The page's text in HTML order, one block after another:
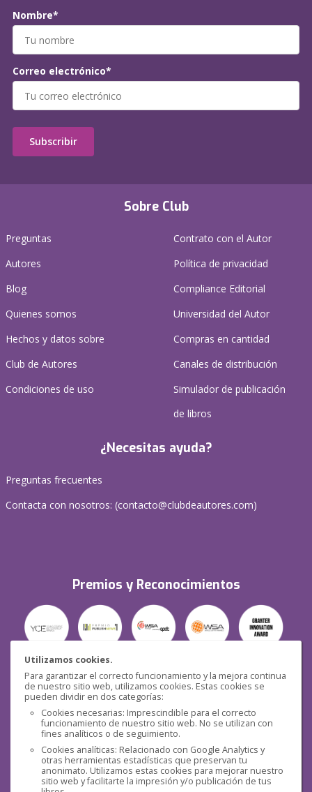
Utilizamos cookies.
Para garantizar el correcto funcionamiento y la mejora continua
de nuestro sitio web, utilizamos cookies. Estas cookies se
pueden dividir en dos categorías:
Cookies necesarias: Imprescindible para el correcto
funcionamiento de nuestro sitio web. No se utilizan con
fines analíticos o de seguimiento.
Cookies analíticas: Relacionado con Google Analytics y
otras herramientas estadísticas que preservan tu
anonimato. Utilizamos estas cookies para mejorar nuestro
sitio web y facilitarte la impresión y/o publicación de tus
Sobre Club
Preguntas
Autores
Blog
Quienes somos
Hechos y datos sobre
Club de Autores
Condiciones de uso
Contrato con el Autor
Política de privacidad
Compliance Editorial
Universidad del Autor
Compras en cantidad
Canales de distribución
Simulador de publicación
de libros
¿Necesitas ayuda?
Preguntas frecuentes
Contacta con nosotros: (contacto@clubdeautores.com)
Premios y Reconocimientos
Seguridad
Redes sociales
Nombre*
Correo electrónico*
Subscribir